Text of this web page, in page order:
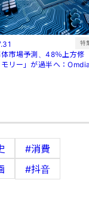
特
市場予測、48％上方修
リー」が過半へ：
#消費
#抖音